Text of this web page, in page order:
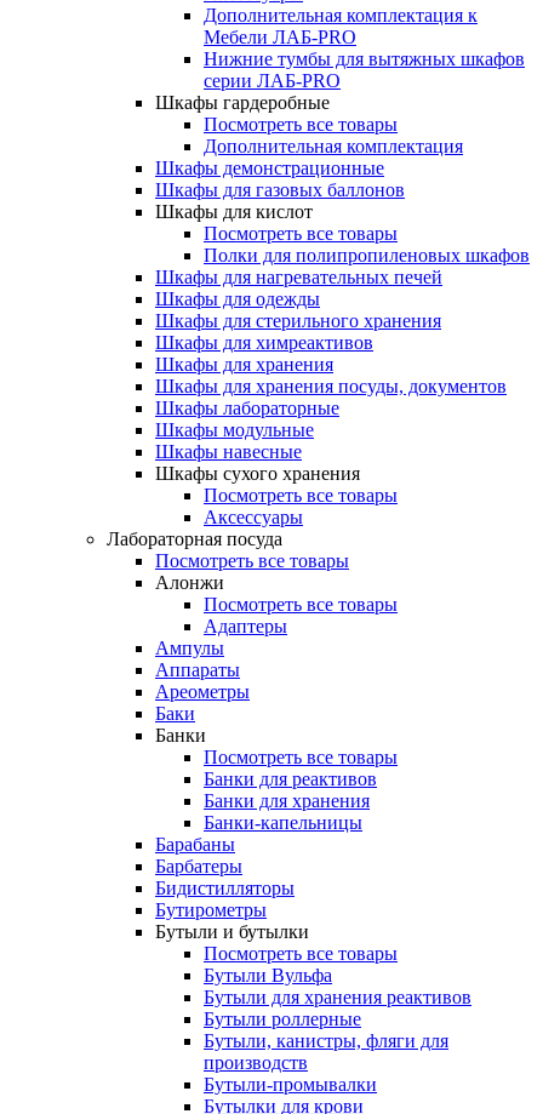
Дополнительная комплектация к
Мебели ЛАБ-PRO
Нижние тумбы для вытяжных шкафов
серии ЛАБ-PRO
Шкафы гардеробные
Посмотреть все товары
Дополнительная комплектация
Шкафы демонстрационные
Шкафы для газовых баллонов
Шкафы для кислот
Посмотреть все товары
Полки для полипропиленовых шкафов
Шкафы для нагревательных печей
Шкафы для одежды
Шкафы для стерильного хранения
Шкафы для химреактивов
Шкафы для хранения
Шкафы для хранения посуды, документов
Шкафы лабораторные
Шкафы модульные
Шкафы навесные
Шкафы сухого хранения
Посмотреть все товары
Аксессуары
Лабораторная посуда
Посмотреть все товары
Алонжи
Посмотреть все товары
Адаптеры
Ампулы
Аппараты
Ареометры
Баки
Банки
Посмотреть все товары
Банки для реактивов
Банки для хранения
Банки-капельницы
Барабаны
Барбатеры
Бидистилляторы
Бутирометры
Бутыли и бутылки
Посмотреть все товары
Бутыли Вульфа
Бутыли для хранения реактивов
Бутыли роллерные
Бутыли, канистры, фляги для
производств
Бутыли-промывалки
Бутылки для крови